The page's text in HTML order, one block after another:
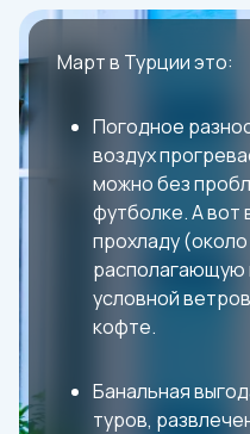
Март в Турции это:
Погодное
воздух
можно без
футболке. А вот
прохладу
располагающую
условной
кофте.
Банальная
туров,